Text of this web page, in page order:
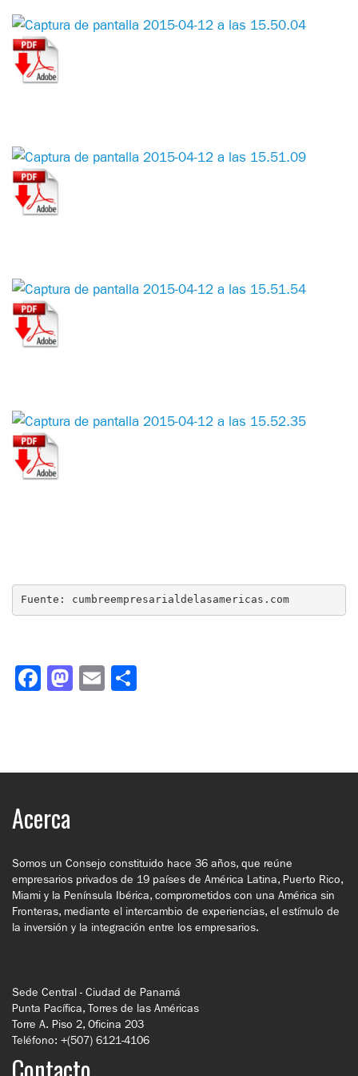
Fuente: cumbreempresarialdelasamericas.com
Facebook
Mastodon
Email
Acerca
Somos un Consejo constituido hace 36 años, que reúne
empresarios privados de 19 países de América Latina, Puerto Rico,
Miami y la Península Ibérica, comprometidos con una América sin
Fronteras, mediante el intercambio de experiencias, el estímulo de
la inversión y la integración entre los empresarios.
Sede Central - Ciudad de Panamá
Punta Pacífica, Torres de las Américas
Torre A. Piso 2, Oficina 203
Teléfono: +(507) 6121-4106